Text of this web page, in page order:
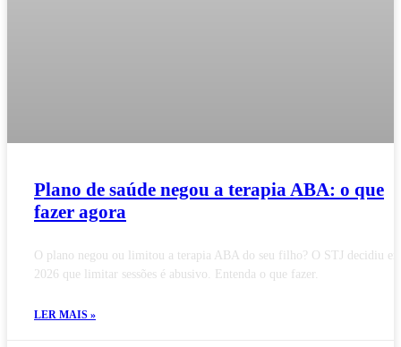
Plano de saúde negou a terapia ABA: o que
fazer agora
O plano negou ou limitou a terapia ABA do seu filho? O STJ decidiu
2026 que limitar sessões é abusivo. Entenda o que fazer.
LER MAIS »